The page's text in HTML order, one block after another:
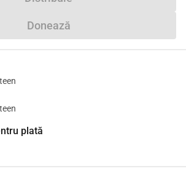
Donează
plată